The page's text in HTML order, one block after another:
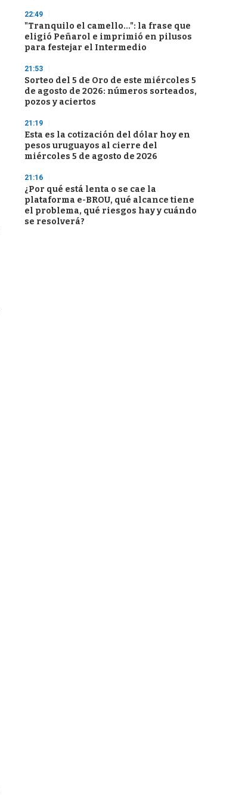
22:49
"Tranquilo el camello...": la frase que
eligió Peñarol e imprimió en pilusos
para festejar el Intermedio
21:53
Sorteo del 5 de Oro de este miércoles 5
de agosto de 2026: números sorteados,
pozos y aciertos
21:19
Esta es la cotización del dólar hoy en
pesos uruguayos al cierre del
miércoles 5 de agosto de 2026
21:16
¿Por qué está lenta o se cae la
plataforma e-BROU, qué alcance tiene
el problema, qué riesgos hay y cuándo
se resolverá?